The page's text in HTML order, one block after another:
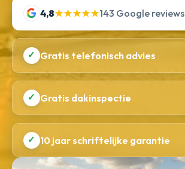
4,8★★★★★143 Google reviews
✓ Gratis telefonisch advies
✓ Gratis dakinspectie
✓ 10 jaar schriftelijke garantie